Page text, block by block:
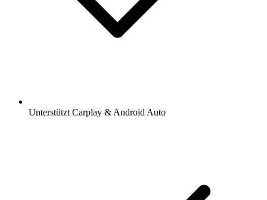
Unterstützt Carplay & Android Auto